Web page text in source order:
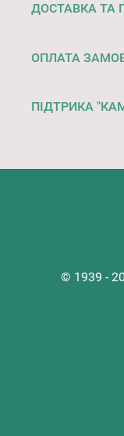
ДОСТАВКА ТА
ОПЛАТА
ПІДТРИКА
© 1939 -